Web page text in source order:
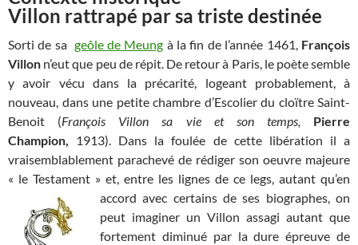
Villon rattrapé par sa triste destinée
Sorti de sa geôle de Meung à la fin de l’année 1461, François
Villon n’eut que peu de répit. De retour à Paris, le poète semble
y avoir vécu dans la précarité, logeant probablement, à
nouveau, dans une petite chambre d’Escolier du cloïtre Saint-
Benoit (François Villon sa vie et son temps, Pierre
Champion, 1913). Dans la foulée de cette libération il a
vraisemblablement parachevé de rédiger son oeuvre majeure
« le Testament » et, entre les lignes de ce legs, autant qu’en
accord avec certains de ses biographes, on
peut imaginer un Villon assagi autant que
fortement diminué par la dure épreuve de